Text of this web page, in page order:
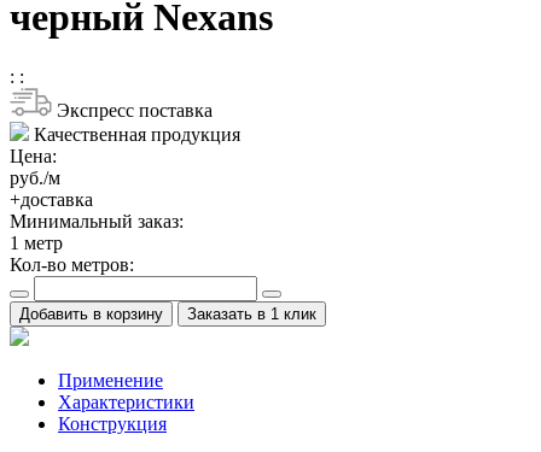
черный Nexans
: :
Экспресс поставка
Качественная продукция
Цена:
руб./м
+доставка
Минимальный заказ:
1 метр
Кол-во метров:
Добавить в корзину Заказать в 1 клик
Применение
Характеристики
Конструкция